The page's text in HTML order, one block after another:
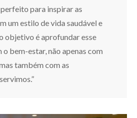
para inspirar as
um estilo de vida saudável e
objetivo é aprofundar esse
bem-estar, não apenas com
também com as